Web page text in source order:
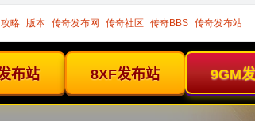
攻略 版本 传奇发布网 传奇社区 传奇BBS 传奇发布站